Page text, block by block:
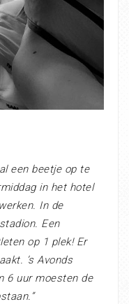
een beetje op te
in het hotel
In de
Een
op 1 plek! Er
’s Avonds
6 uur moesten de